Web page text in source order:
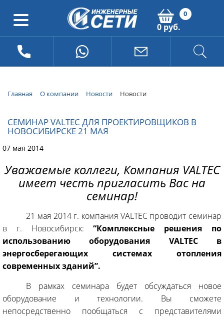
0
0 руб.
Главная О компании Новости Новости
СЕМИНАР VALTEC ДЛЯ ПРОЕКТИРОВЩИКОВ В
НОВОСИБИРСКЕ 21 МАЯ
07 мая 2014
Уважаемые коллеги, Компания VALTEC
имеет честь пригласить Вас на
семинар!
21 мая 2014 г. компания VALTEC проводит семинар
в г. Новосибирск:“Комплексные решения по
использованию оборудования VALTEC в
энергосберегающих системах отопления
современных зданий”.
В рамках семинара будет обсуждаться новое
оборудование и технологии. Вы сможете
непосредственно пообщаться с представителями